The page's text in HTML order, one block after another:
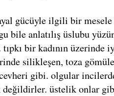
gücüyle ilgili bir
bile anlatılış üslubu
bir kadının üzerinde
silikleşen, toza
gibi. olgular
değildirler. üstelik onlar